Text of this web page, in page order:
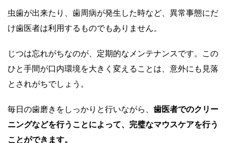
虫歯が出来たり、歯周病が発生した時など、異常事態にだ
け歯医者は利用するものでもありません。
じつは忘れがちなのが、定期的なメンテナンスです。この
ひと手間が口内環境を大きく変えることは、意外にも見落
とされがちでしょう。
毎日の歯磨きをしっかりと行いながら、 歯医者でのクリー
ニングなどを行うことによって、完璧なマウスケアを行う
ことができます。